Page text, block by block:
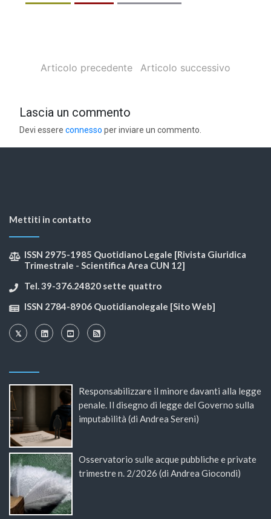
Articolo precedente Articolo successivo
Lascia un commento
Devi essereconnesso per inviare un commento.
Mettiti in contatto
ISSN 2975-1985 Quotidiano Legale [Rivista Giuridica
Trimestrale - Scientifica Area CUN 12]
Tel. 39-376.24820 sette quattro
ISSN 2784-8906 Quotidianolegale [Sito Web]
Responsabilizzare il minore davanti alla legge
penale. Il disegno di legge del Governo sulla
imputabilità (di Andrea Sereni)
Osservatorio sulle acque pubbliche e private
trimestre n. 2/2026 (di Andrea Giocondi)